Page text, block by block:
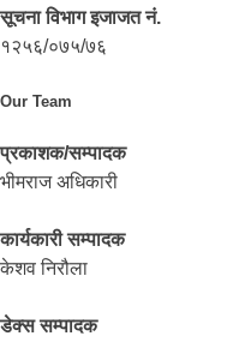
सूचना विभाग इजाजत नं.
१२५६/०७५/७६
Our Team
प्रकाशक/सम्पादक
भीमराज अधिकारी
कार्यकारी सम्पादक
केशव निरौला
डेक्स सम्पादक